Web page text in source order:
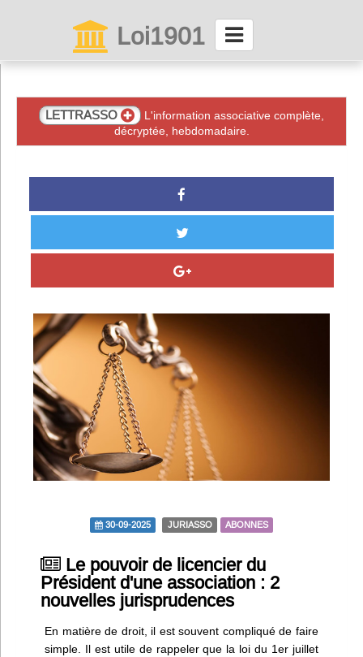
Loi1901
Connexion
Partager
VieAsso
Infos
Divers
Abo Lettrasso
Nous contacter
LETTRASSO
L'information associative complète,
décryptée, hebdomadaire.
30-09-2025 JURIASSO ABONNES
Le pouvoir de licencier du
Président d'une association : 2
nouvelles jurisprudences
En matière de droit, il est souvent compliqué de faire
simple. Il est utile de rappeler que la loi du 1er juillet